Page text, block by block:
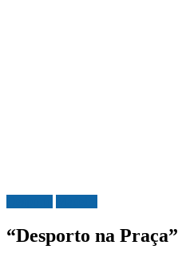
“Desporto na Praça”